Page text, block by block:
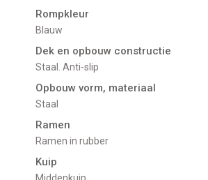
Rompkleur
Blauw
Dek en opbouw constructie
Staal. Anti-slip
Opbouw vorm, materiaal
Staal
Ramen
Ramen in rubber
Kuip
Middenkuip